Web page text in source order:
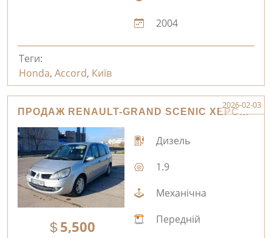
2004
Теги:
Honda, Accord, Київ
ПРОДАЖ RENAULT-GRAND SCENIC ХЕРСОН
2026-02-03
5,500
Дизель
1.9
Механічна
Передній